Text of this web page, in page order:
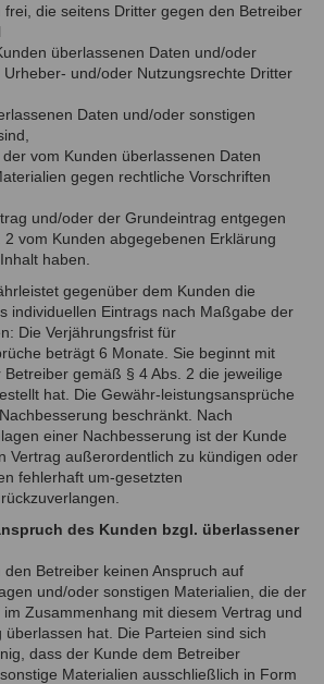
frei, die seitens Dritter gegen den Betreiber
überlassenen Daten und/oder
und/oder Nutzungsrechte Dritter
Daten und/oder sonstigen
vom Kunden überlassenen Daten
gegen rechtliche Vorschriften
und/oder der Grundeintrag entgegen
vom Kunden abgegebenen Erklärung
haben.
gegenüber dem Kunden die
individuellen Eintrags nach Maßgabe der
Die Verjährungsfrist für
beträgt 6 Monate. Sie beginnt mit
gemäß § 4 Abs. 2 die jeweilige
hat. Die Gewähr-leistungsansprüche
beschränkt. Nach
einer Nachbesserung ist der Kunde
Vertrag außerordentlich zu kündigen oder
fehlerhaft um-gesetzten
des Kunden bzgl. überlassener
Betreiber keinen Anspruch auf
und/oder sonstigen Materialien, die der
Zusammenhang mit diesem Vertrag und
hat. Die Parteien sind sich
dass der Kunde dem Betreiber
Materialien ausschließlich in Form